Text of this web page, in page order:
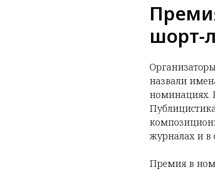
шорт-
назвали
номинациях.
журналах и в
Премия в